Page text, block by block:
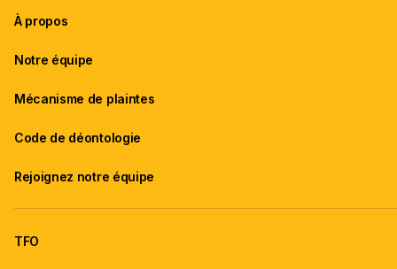
À propos
Notre équipe
Mécanisme de plaintes
Code de déontologie
Rejoignez notre équipe
TFO